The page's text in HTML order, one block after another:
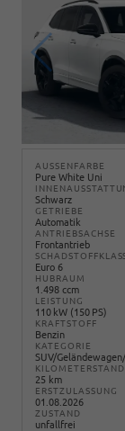
AUSSENFARBE
Pure White Uni
Schwarz
GETRIEBE
Automatik
ANTRIEBSACHSE
Frontantrieb
Euro 6
HUBRAUM
1.498 ccm
LEISTUNG
110 kW (150 PS)
KRAFTSTOFF
Benzin
KATEGORIE
SUV/
KILOMETERSTAND
25 km
ERSTZULASSUNG
01.08.2026
ZUSTAND
unfallfrei